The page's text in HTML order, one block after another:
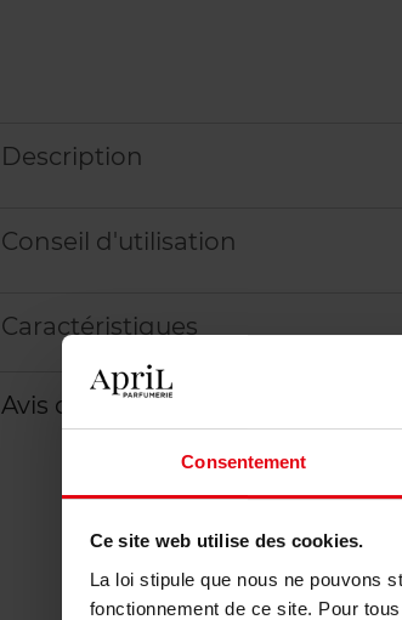
Consentement
Ce site web utilise des cookies.
La loi stipule que nous ne pouvons
fonctionnement de ce site. Pour
Description
Conseil d'utilisation
Caractéristiques
Avis client